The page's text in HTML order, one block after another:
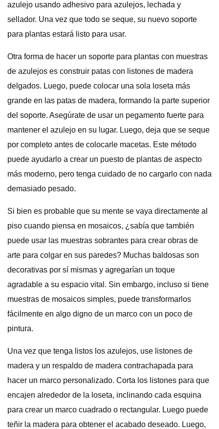
azulejo usando adhesivo para azulejos, lechada y
sellador. Una vez que todo se seque, su nuevo soporte
para plantas estará listo para usar.
Otra forma de hacer un soporte para plantas con muestras
de azulejos es construir patas con listones de madera
delgados. Luego, puede colocar una sola loseta más
grande en las patas de madera, formando la parte superior
del soporte. Asegúrate de usar un pegamento fuerte para
mantener el azulejo en su lugar. Luego, deja que se seque
por completo antes de colocarle macetas. Este método
puede ayudarlo a crear un puesto de plantas de aspecto
más moderno, pero tenga cuidado de no cargarlo con nada
demasiado pesado.
Si bien es probable que su mente se vaya directamente al
piso cuando piensa en mosaicos, ¿sabía que también
puede usar las muestras sobrantes para crear obras de
arte para colgar en sus paredes? Muchas baldosas son
decorativas por sí mismas y agregarían un toque
agradable a su espacio vital. Sin embargo, incluso si tiene
muestras de mosaicos simples, puede transformarlos
fácilmente en algo digno de un marco con un poco de
pintura.
Una vez que tenga listos los azulejos, use listones de
madera y un respaldo de madera contrachapada para
hacer un marco personalizado. Corta los listones para que
encajen alrededor de la loseta, inclinando cada esquina
para crear un marco cuadrado o rectangular. Luego puede
teñir la madera para obtener el acabado deseado. Luego,